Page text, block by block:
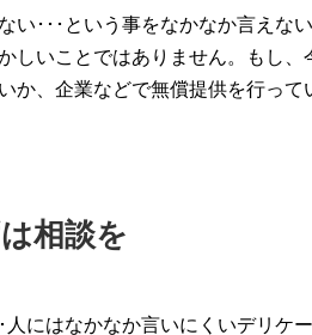
い･･･という事をなかなか言えな
しいことではありません。もし、
か、企業などで無償提供を行って
相談を
人にはなかなか言いにくいデリケ